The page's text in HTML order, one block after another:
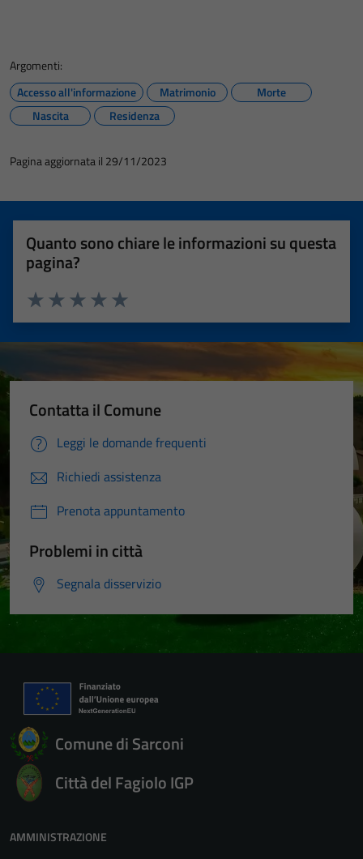
Argomenti:
Accesso all'informazione
Matrimonio
Morte
Nascita
Residenza
Pagina aggiornata il 29/11/2023
Quanto sono chiare le informazioni su questa
pagina?
Valuta 5 stelle su 5
Valuta 4 stelle su 5
Valuta 3 stelle su 5
Valuta 2 stelle su 5
Valuta 1 stelle su 5
Contatta il Comune
Leggi le domande frequenti
Richiedi assistenza
Prenota appuntamento
Problemi in città
Segnala disservizio
Comune di Sarconi
Città del Fagiolo IGP
AMMINISTRAZIONE